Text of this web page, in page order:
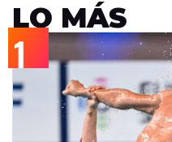
LO MÁS